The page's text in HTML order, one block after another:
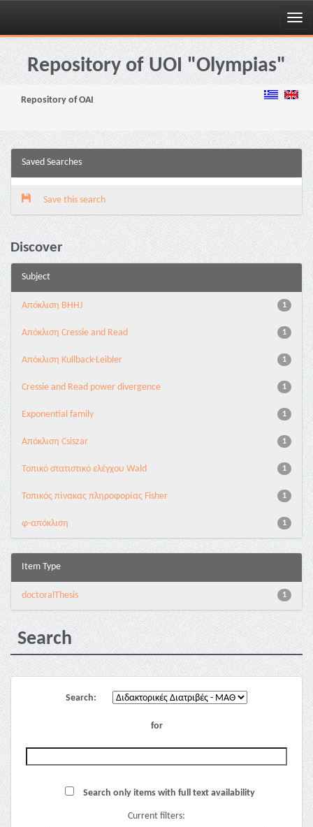
Skip
navigationRepository of UOI "Olympias"
Repository of OAI
Saved Searches
Save this search
Discover
Subject
1
Aπόκλιση BHHJ
1
Aπόκλιση Cressie and Read
1
Aπόκλιση Kullback-Leibler
1
Cressie and Read power divergence
1
Exponential family
1
Απόκλιση Csiszar
1
Τοπικό στατιστικό ελέγχου Wald
1
Τοπικός πίνακας πληροφορίας Fisher
1
φ-απόκλιση
Item Type
1
doctoralThesis
Search
Search:
for
Search only items with full text availability
Current filters: